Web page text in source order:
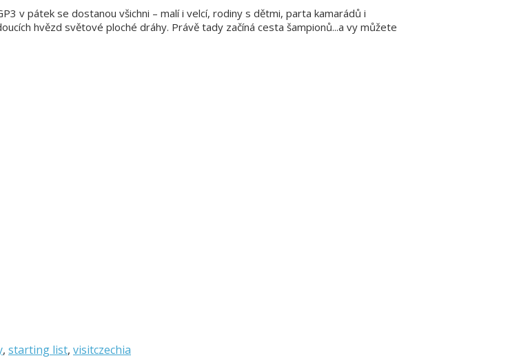
v pátek se dostanou všichni – malí i velcí, rodiny s dětmi, parta kamarádů i
hvězd světové ploché dráhy. Právě tady začíná cesta šampionů...a vy můžete
, starting list, visitczechia